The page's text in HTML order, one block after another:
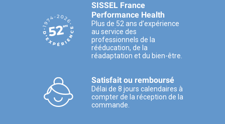
SISSEL France
Performance Health
Plus de 52 ans d’expérience
au service des
professionnels de la
rééducation, de la
réadaptation et du bien-être.
Satisfait ou remboursé
Délai de 8 jours calendaires à
compter de la réception de la
commande.